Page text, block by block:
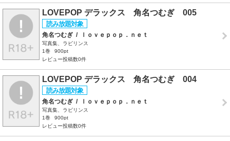
LOVEPOP デラックス 角名つむぎ 005
角名つむぎ / ｌｏｖｅｐｏｐ．ｎｅｔ
写真集、ラビリンス
1巻
900pt
レビュー投稿数0件
LOVEPOP デラックス 角名つむぎ 004
角名つむぎ / ｌｏｖｅｐｏｐ．ｎｅｔ
写真集、ラビリンス
1巻
900pt
レビュー投稿数0件